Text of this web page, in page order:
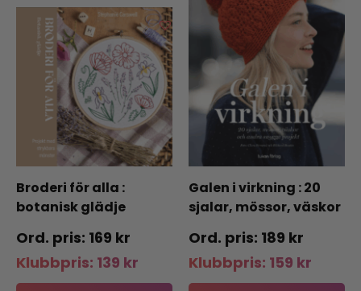
Broderi för alla :
botanisk glädje
169 kr
Klubbpris: 139 kr
Galen i virkning : 20
sjalar, mössor, väskor
projekt
189 kr
Klubbpris: 159 kr